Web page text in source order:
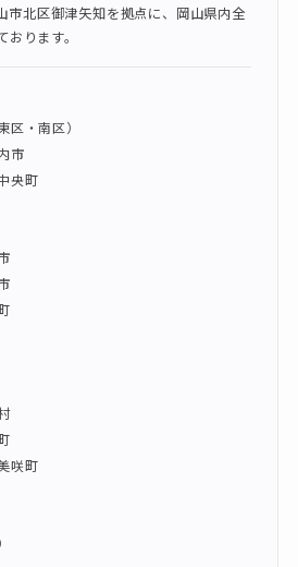
市北区御津矢知を拠点に、岡山県内全
ります。
区・南区）
市
央町
咲町